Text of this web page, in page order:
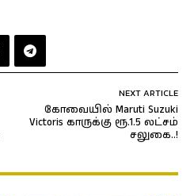
NEXT ARTICLE
கோவையில் Maruti Suzuki
Victoris காருக்கு ரூ.1.5 லட்சம்
சலுகை..!